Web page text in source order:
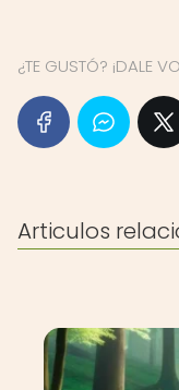
¿TE GUSTÓ? ¡DALE
Articulos